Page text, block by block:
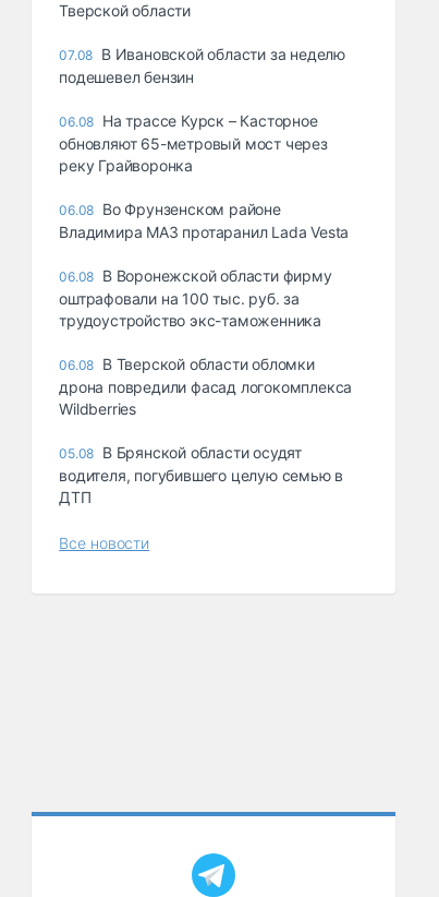
Тверской области
07.08 В Ивановской области за неделю
подешевел бензин
06.08 На трассе Курск – Касторное
обновляют 65-метровый мост через
реку Грайворонка
06.08 Во Фрунзенском районе
Владимира МАЗ протаранил Lada Vesta
06.08 В Воронежской области фирму
оштрафовали на 100 тыс. руб. за
трудоустройство экс-таможенника
06.08 В Тверской области обломки
дрона повредили фасад логокомплекса
Wildberries
05.08 В Брянской области осудят
водителя, погубившего целую семью в
ДТП
Все новости